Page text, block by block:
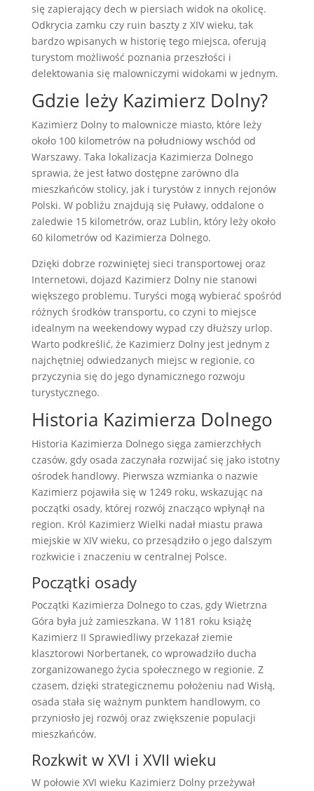
się zapierający dech w piersiach widok na okolicę.
Odkrycia zamku czy ruin baszty z XIV wieku, tak
bardzo wpisanych w historię tego miejsca, oferują
turystom możliwość poznania przeszłości i
delektowania się malowniczymi widokami w jednym.
Gdzie leży Kazimierz Dolny?
Kazimierz Dolny to malownicze miasto, które leży
około 100 kilometrów na południowy wschód od
Warszawy. Taka lokalizacja Kazimierza Dolnego
sprawia, że jest łatwo dostępne zarówno dla
mieszkańców stolicy, jak i turystów z innych rejonów
Polski. W pobliżu znajdują się Puławy, oddalone o
zaledwie 15 kilometrów, oraz Lublin, który leży około
60 kilometrów od Kazimierza Dolnego.
Dzięki dobrze rozwiniętej sieci transportowej oraz
Internetowi, dojazd Kazimierz Dolny nie stanowi
większego problemu. Turyści mogą wybierać spośród
różnych środków transportu, co czyni to miejsce
idealnym na weekendowy wypad czy dłuższy urlop.
Warto podkreślić, że Kazimierz Dolny jest jednym z
najchętniej odwiedzanych miejsc w regionie, co
przyczynia się do jego dynamicznego rozwoju
turystycznego.
Historia Kazimierza Dolnego
Historia Kazimierza Dolnego sięga zamierzchłych
czasów, gdy osada zaczynała rozwijać się jako istotny
ośrodek handlowy. Pierwsza wzmianka o nazwie
Kazimierz pojawiła się w 1249 roku, wskazując na
początki osady, której rozwój znacząco wpłynął na
region. Król Kazimierz Wielki nadał miastu prawa
miejskie w XIV wieku, co przesądziło o jego dalszym
rozkwicie i znaczeniu w centralnej Polsce.
Początki osady
Początki Kazimierza Dolnego to czas, gdy Wietrzna
Góra była już zamieszkana. W 1181 roku książę
Kazimierz II Sprawiedliwy przekazał ziemie
klasztorowi Norbertanek, co wprowadziło ducha
zorganizowanego życia społecznego w regionie. Z
czasem, dzięki strategicznemu położeniu nad Wisłą,
osada stała się ważnym punktem handlowym, co
przyniosło jej rozwój oraz zwiększenie populacji
mieszkańców.
Rozkwit w XVI i XVII wieku
W połowie XVI wieku Kazimierz Dolny przeżywał